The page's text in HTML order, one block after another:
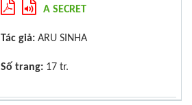
A SECRET
Tác giả: ARU SINHA
Số trang: 17 tr.